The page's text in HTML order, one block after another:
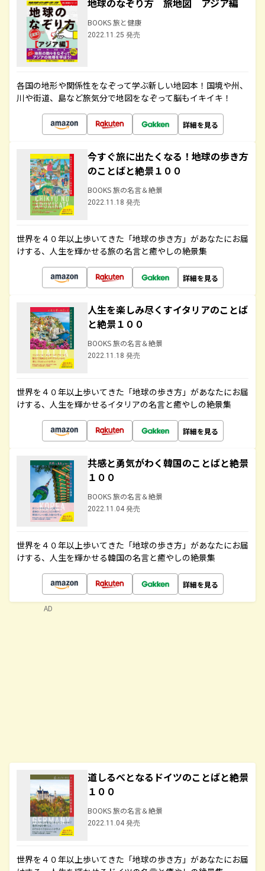
地球のなぞり方 旅地図 アジア編
BOOKS 旅と健康
2022.11.25 発売
各国の地形や関係性をなぞって学ぶ新しい地図本！国境や州、
川や街道、島など旅気分で地図をなぞって脳もイキイキ！
詳細を見る
今すぐ旅に出たくなる！地球の歩き方
のことばと絶景１００
BOOKS 旅の名言＆絶景
2022.11.18 発売
世界を４０年以上歩いてきた「地球の歩き方」があなたにお届
けする、人生を輝かせる旅の名言と癒やしの絶景集
詳細を見る
人生を楽しみ尽くすイタリアのことば
と絶景１００
BOOKS 旅の名言＆絶景
2022.11.18 発売
世界を４０年以上歩いてきた「地球の歩き方」があなたにお届
けする、人生を輝かせるイタリアの名言と癒やしの絶景集
詳細を見る
共感と勇気がわく韓国のことばと絶景
１００
BOOKS 旅の名言＆絶景
2022.11.04 発売
世界を４０年以上歩いてきた「地球の歩き方」があなたにお届
けする、人生を輝かせる韓国の名言と癒やしの絶景集
詳細を見る
道しるべとなるドイツのことばと絶景
１００
BOOKS 旅の名言＆絶景
2022.11.04 発売
世界を４０年以上歩いてきた「地球の歩き方」があなたにお届
AD